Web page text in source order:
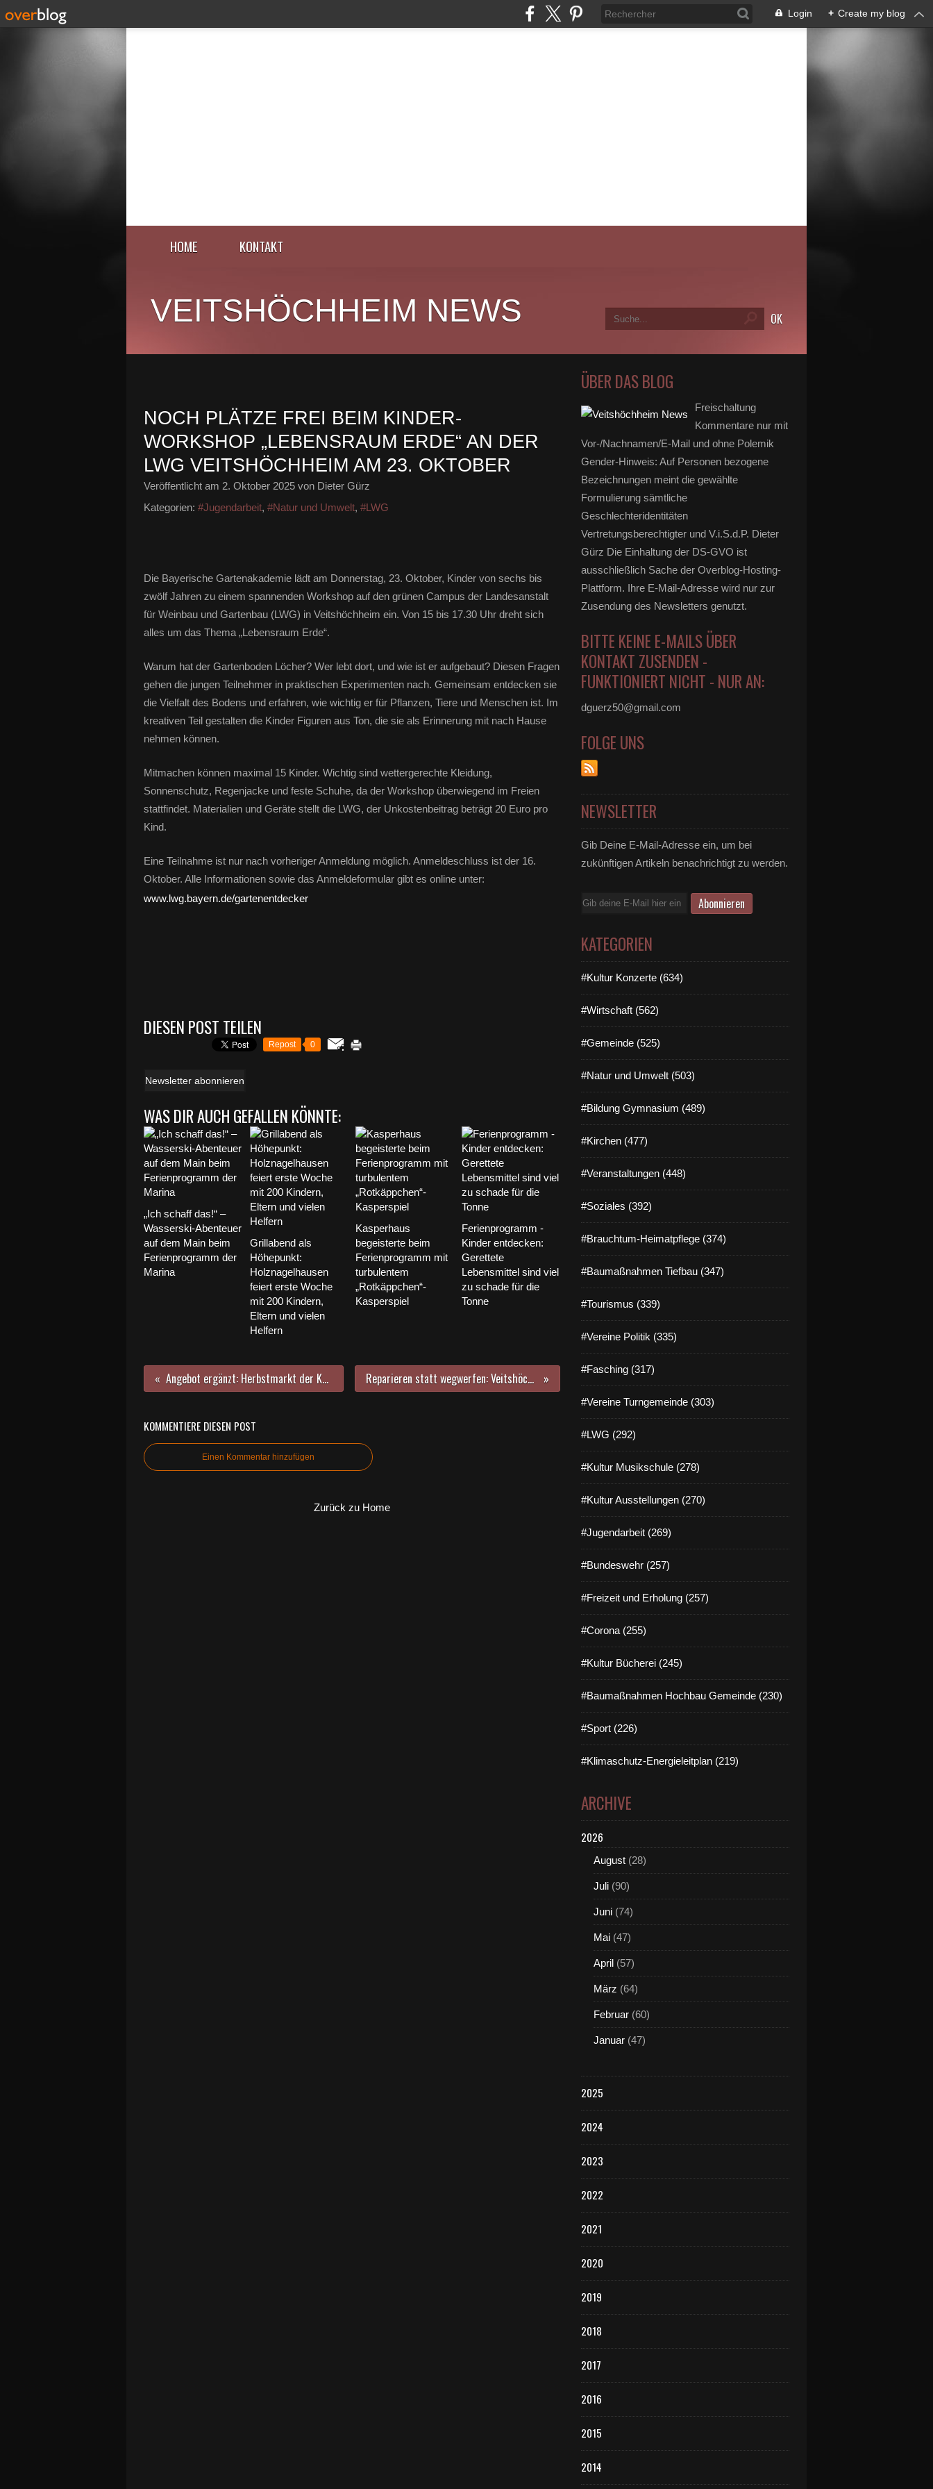
Login + Create my blog
HOME KONTAKT
VEITSHÖCHHEIM NEWS
NOCH PLÄTZE FREI BEIM KINDER-
WORKSHOP „LEBENSRAUM ERDE“ AN DER
LWG VEITSHÖCHHEIM AM 23. OKTOBER
Veröffentlicht am 2. Oktober 2025 von Dieter Gürz
Kategorien: #Jugendarbeit, #Natur und Umwelt, #LWG
Die Bayerische Gartenakademie lädt am Donnerstag, 23. Oktober, Kinder von sechs bis
zwölf Jahren zu einem spannenden Workshop auf den grünen Campus der Landesanstalt
für Weinbau und Gartenbau (LWG) in Veitshöchheim ein. Von 15 bis 17.30 Uhr dreht sich
alles um das Thema „Lebensraum Erde“.
Warum hat der Gartenboden Löcher? Wer lebt dort, und wie ist er aufgebaut? Diesen Fragen
gehen die jungen Teilnehmer in praktischen Experimenten nach. Gemeinsam entdecken sie
die Vielfalt des Bodens und erfahren, wie wichtig er für Pflanzen, Tiere und Menschen ist. Im
kreativen Teil gestalten die Kinder Figuren aus Ton, die sie als Erinnerung mit nach Hause
nehmen können.
Mitmachen können maximal 15 Kinder. Wichtig sind wettergerechte Kleidung,
Sonnenschutz, Regenjacke und feste Schuhe, da der Workshop überwiegend im Freien
stattfindet. Materialien und Geräte stellt die LWG, der Unkostenbeitrag beträgt 20 Euro pro
Kind.
Eine Teilnahme ist nur nach vorheriger Anmeldung möglich. Anmeldeschluss ist der 16.
Oktober. Alle Informationen sowie das Anmeldeformular gibt es online unter:
www.lwg.bayern.de/gartenentdecker
DIESEN POST TEILEN
Repost 0
Newsletter abonnieren
WAS DIR AUCH GEFALLEN KÖNNTE:
„Ich schaff das!“ –
Wasserski-Abenteuer
auf dem Main beim
Ferienprogramm der
Marina
Grillabend als
Höhepunkt:
Holznagelhausen
feiert erste Woche
mit 200 Kindern,
Eltern und vielen
Helfern
Kasperhaus
begeisterte beim
Ferienprogramm mit
turbulentem
„Rotkäppchen“-
Kasperspiel
Ferienprogramm -
Kinder entdecken:
Gerettete
Lebensmittel sind viel
zu schade für die
Tonne
Angebot ergänzt: Herbstmarkt der Kolpingsfamilie am 12. Oktober in den Mainfrankensälen Reparieren statt wegwerfen: Veitshöchheim feiert am 18. Okober „Internationalen Repair Day“
KOMMENTIERE DIESEN POST
Einen Kommentar hinzufügen
Zurück zu Home
ÜBER DAS BLOG
Freischaltung
Kommentare nur mit
Vor-/Nachnamen/E-Mail und ohne Polemik
Gender-Hinweis: Auf Personen bezogene
Bezeichnungen meint die gewählte
Formulierung sämtliche
Geschlechteridentitäten
Vertretungsberechtigter und V.i.S.d.P. Dieter
Gürz Die Einhaltung der DS-GVO ist
ausschließlich Sache der Overblog-Hosting-
Plattform. Ihre E-Mail-Adresse wird nur zur
Zusendung des Newsletters genutzt.
BITTE KEINE E-MAILS ÜBER
KONTAKT ZUSENDEN -
FUNKTIONIERT NICHT - NUR AN:
dguerz50@gmail.com
FOLGE UNS
NEWSLETTER
Gib Deine E-Mail-Adresse ein, um bei
zukünftigen Artikeln benachrichtigt zu werden.
E-
KATEGORIEN
#Kultur Konzerte (634)
#Wirtschaft (562)
#Gemeinde (525)
#Natur und Umwelt (503)
#Bildung Gymnasium (489)
#Kirchen (477)
#Veranstaltungen (448)
#Soziales (392)
#Brauchtum-Heimatpflege (374)
#Baumaßnahmen Tiefbau (347)
#Tourismus (339)
#Vereine Politik (335)
#Fasching (317)
#Vereine Turngemeinde (303)
#LWG (292)
#Kultur Musikschule (278)
#Kultur Ausstellungen (270)
#Jugendarbeit (269)
#Bundeswehr (257)
#Freizeit und Erholung (257)
#Corona (255)
#Kultur Bücherei (245)
#Baumaßnahmen Hochbau Gemeinde (230)
#Sport (226)
#Klimaschutz-Energieleitplan (219)
ARCHIVE
2026
August (28)
Juli (90)
Juni (74)
Mai (47)
April (57)
März (64)
Februar (60)
Januar (47)
2025
2024
2023
2022
2021
2020
2019
2018
2017
2016
2015
2014